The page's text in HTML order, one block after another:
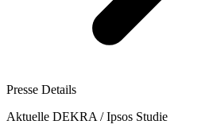
Presse Details
Aktuelle DEKRA / Ipsos Studie